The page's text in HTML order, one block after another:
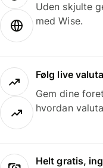
Uden skjulte
med Wise.
Følg live
Gem dine
hvordan
Helt gratis,